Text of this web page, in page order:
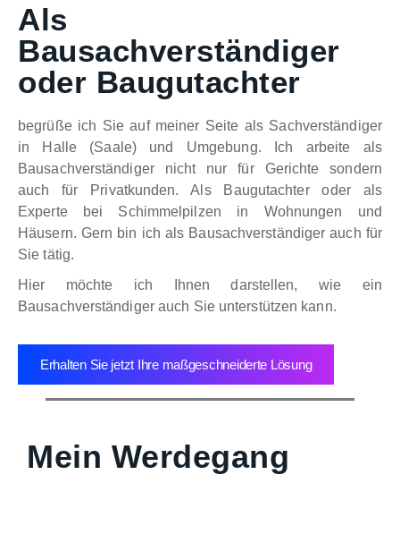
Als
Bausachverständiger
oder Baugutachter
begrüße ich Sie auf meiner Seite als Sachverständiger
in Halle (Saale) und Umgebung. Ich arbeite als
Bausachverständiger nicht nur für Gerichte sondern
auch für Privatkunden. Als Baugutachter oder als
Experte bei Schimmelpilzen in Wohnungen und
Häusern. Gern bin ich als Bausachverständiger auch für
Sie tätig.
Hier möchte ich Ihnen darstellen, wie ein
Bausachverständiger auch Sie unterstützen kann.
Erhalten Sie jetzt Ihre maßgeschneiderte Lösung
Mein Werdegang